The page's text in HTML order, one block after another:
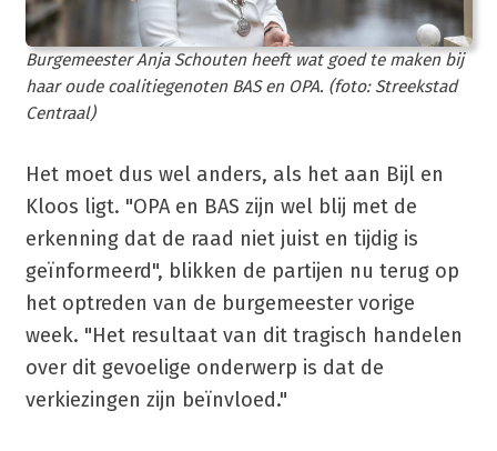
Burgemeester Anja Schouten heeft wat goed te maken bij
haar oude coalitiegenoten BAS en OPA. (foto: Streekstad
Centraal)
Het moet dus wel anders, als het aan Bijl en
Kloos ligt. "OPA en BAS zijn wel blij met de
erkenning dat de raad niet juist en tijdig is
geïnformeerd", blikken de partijen nu terug op
het optreden van de burgemeester vorige
week. "Het resultaat van dit tragisch handelen
over dit gevoelige onderwerp is dat de
verkiezingen zijn beïnvloed."